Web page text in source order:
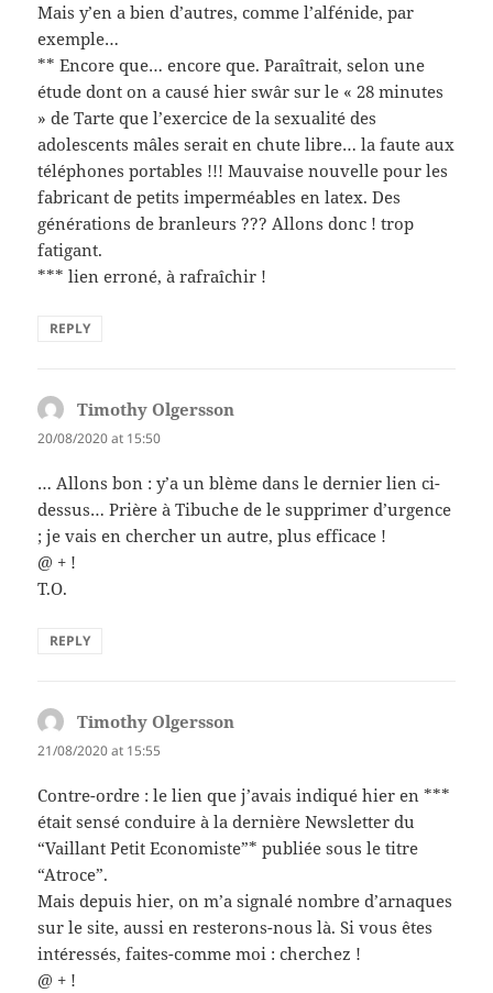
Mais y’en a bien d’autres, comme l’alfénide, par
exemple…
** Encore que… encore que. Paraîtrait, selon une
étude dont on a causé hier swâr sur le « 28 minutes
» de Tarte que l’exercice de la sexualité des
adolescents mâles serait en chute libre… la faute aux
téléphones portables !!! Mauvaise nouvelle pour les
fabricant de petits imperméables en latex. Des
générations de branleurs ??? Allons donc ! trop
fatigant.
*** lien erroné, à rafraîchir !
REPLY
Timothy Olgersson
20/08/2020 at 15:50
… Allons bon : y’a un blème dans le dernier lien ci-
dessus… Prière à Tibuche de le supprimer d’urgence
; je vais en chercher un autre, plus efficace !
@ + !
T.O.
REPLY
Timothy Olgersson
21/08/2020 at 15:55
Contre-ordre : le lien que j’avais indiqué hier en ***
était sensé conduire à la dernière Newsletter du
“Vaillant Petit Economiste”* publiée sous le titre
“Atroce”.
Mais depuis hier, on m’a signalé nombre d’arnaques
sur le site, aussi en resterons-nous là. Si vous êtes
intéressés, faites-comme moi : cherchez !
@ + !